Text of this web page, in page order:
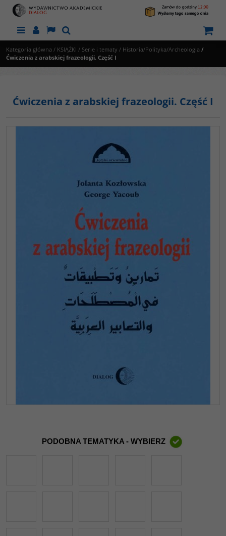
MenuPanelLangSzukaj
Kategoria główna / KSIĄŻKI / Serie i tematy / Historia/Polityka/Archeologia /
Ćwiczenia z arabskiej frazeologii. Część I
Ćwiczenia z arabskiej frazeologii. Część I
PODOBNA TEMATYKA - WYBIERZ